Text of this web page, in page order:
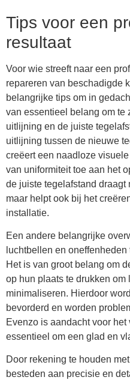
Tips voor een
resultaat
Voor wie streeft naar een
repareren van beschadigde
belangrijke tips om in
van essentieel belang om te
uitlijning en de juiste
uitlijning tussen de nieuwe
creëert een naadloze
van uniformiteit toe aan het
de juiste tegelafstand
maar helpt ook bij het
installatie.
Een andere belangrijke
luchtbellen en
Het is van groot belang om
op hun plaats te drukken
minimaliseren. Hierdoor
bevorderd en worden
Evenzo is aandacht voor
essentieel om een glad en
Door rekening te houden
besteden aan precisie en